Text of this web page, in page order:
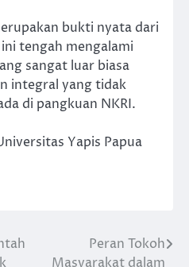
bukti nyata dari
tengah mengalami
sangat luar biasa
integral yang tidak
di pangkuan NKRI.
Yapis Papua
Peran Tokoh
Masyarakat dalam